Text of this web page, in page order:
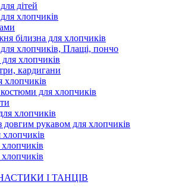
дітей
хлопчиків
білизна для хлопчиків
хлопчиків, Плащі, пончо
хлопчиків
кардигани
хлопчиків
для хлопчиків
хлопчиків
довгим рукавом для хлопчиків
І ТАНЦІВ